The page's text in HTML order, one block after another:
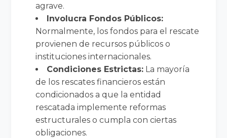
agrave.
Involucra Fondos Públicos:
Normalmente, los fondos para el rescate
provienen de recursos públicos o
instituciones internacionales.
Condiciones Estrictas: La mayoría
de los rescates financieros están
condicionados a que la entidad
rescatada implemente reformas
estructurales o cumpla con ciertas
obligaciones.